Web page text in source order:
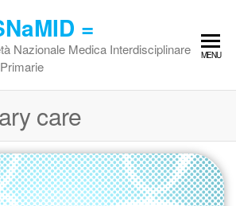
=
Nazionale Medica Interdisciplinare
MENU
care